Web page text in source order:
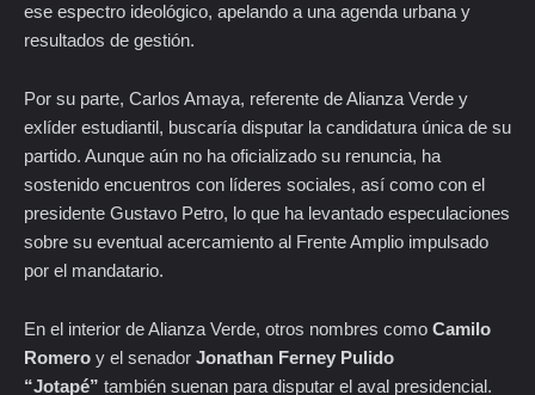
ese espectro ideológico, apelando a una agenda urbana y
resultados de gestión.
Por su parte, Carlos Amaya, referente de Alianza Verde y
exlíder estudiantil, buscaría disputar la candidatura única de su
partido. Aunque aún no ha oficializado su renuncia, ha
sostenido encuentros con líderes sociales, así como con el
presidente Gustavo Petro, lo que ha levantado especulaciones
sobre su eventual acercamiento al Frente Amplio impulsado
por el mandatario.
En el interior de Alianza Verde, otros nombres como Camilo
Romero y el senador Jonathan Ferney Pulido
“Jotapé” también suenan para disputar el aval presidencial.